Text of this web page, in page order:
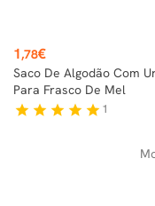
Preço
1,78€
Saco De Algodão Com
Para Frasco De Mel
star star star star star 1